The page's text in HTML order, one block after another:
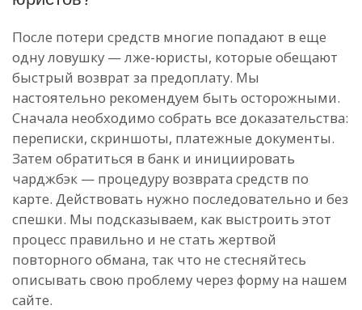
После потери средств многие попадают в еще
одну ловушку — лже-юристы, которые обещают
быстрый возврат за предоплату. Мы
настоятельно рекомендуем быть осторожными.
Сначала необходимо собрать все доказательства:
переписки, скриншоты, платежные документы.
Затем обратиться в банк и инициировать
чарджбэк — процедуру возврата средств по
карте. Действовать нужно последовательно и без
спешки. Мы подсказываем, как выстроить этот
процесс правильно и не стать жертвой
повторного обмана, так что не стесняйтесь
описывать свою проблему через форму на нашем
сайте.